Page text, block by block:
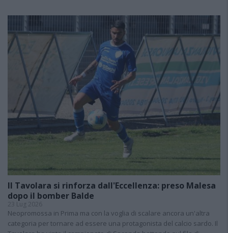
Il Tavolara si rinforza dall'Eccellenza: preso Malesa
dopo il bomber Balde
23 Lug 2026
Neopromossa in Prima ma con la voglia di scalare ancora un'altra
categoria per tornare ad essere una protagonista del calcio sardo. Il